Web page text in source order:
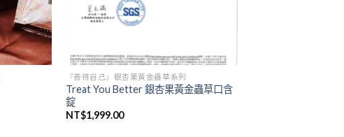
『善待自己』銀杏果黃金蟲草系列
Treat You Better 銀杏果黃金蟲草口含
錠
NT$1,999.00